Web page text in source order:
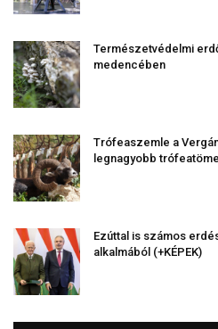
Természetvédelmi
medencében
Trófeaszemle a
legnagyobb
Ezúttal is számos
alkalmából (+KÉPEK)